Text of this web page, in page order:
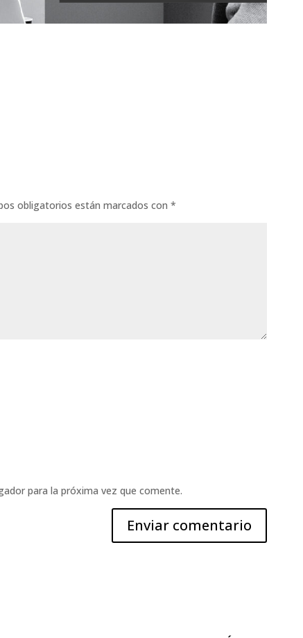
obligatorios están marcados con*
para la próxima vez que comente.